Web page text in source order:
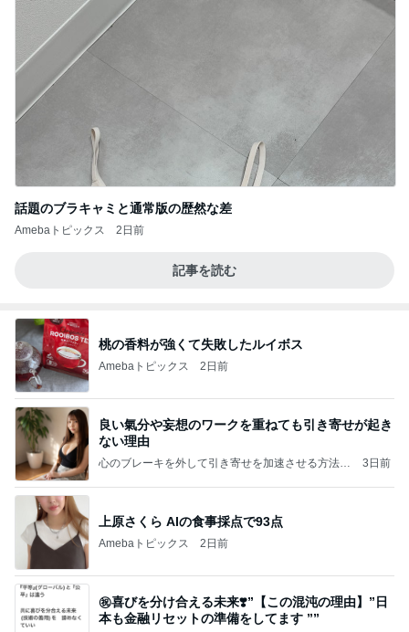
話題のブラキャミと通常版の歴然な差
Amebaトピックス 2日前
記事を読む
桃の香料が強くて失敗したルイボス
Amebaトピックス 2日前
良い氣分や妄想のワークを重ねても引き寄せが起き
ない理由
心のブレーキを外して引き寄せを加速させる方法：
3日前
上原さくら AIの食事採点で93点
Amebaトピックス 2日前
㊗️喜びを分け合える未来❣️”【この混沌の理由】”⽇
本も⾦融リセットの準備をしてます ””